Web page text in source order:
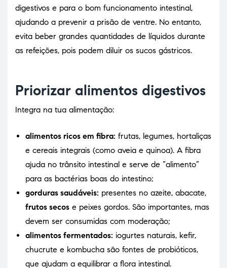
digestivos e para o bom funcionamento intestinal,
ajudando a prevenir a prisão de ventre. No entanto,
evita beber grandes quantidades de líquidos durante
as refeições, pois podem diluir os sucos gástricos.
Priorizar alimentos digestivos
Integra na tua alimentação:
alimentos ricos em fibra: frutas, legumes, hortaliças
e cereais integrais (como aveia e quinoa). A fibra
ajuda no trânsito intestinal e serve de “alimento”
para as bactérias boas do intestino;
gorduras saudáveis: presentes no azeite, abacate,
frutos secos e peixes gordos. São importantes, mas
devem ser consumidas com moderação;
alimentos fermentados: iogurtes naturais, kefir,
chucrute e kombucha são fontes de probióticos,
que ajudam a equilibrar a flora intestinal.